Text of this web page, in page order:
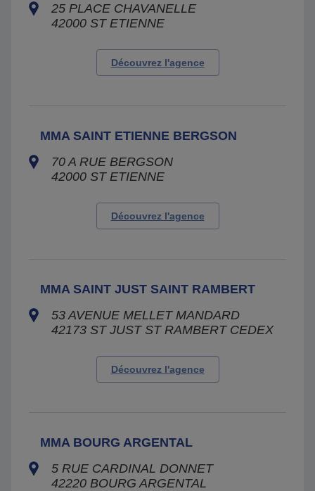
25 PLACE CHAVANELLE
42000 ST ETIENNE
Découvrez l'agence
MMA SAINT ETIENNE BERGSON
70 A RUE BERGSON
42000 ST ETIENNE
Découvrez l'agence
MMA SAINT JUST SAINT RAMBERT
53 AVENUE MELLET MANDARD
42173 ST JUST ST RAMBERT CEDEX
Découvrez l'agence
MMA BOURG ARGENTAL
5 RUE CARDINAL DONNET
42220 BOURG ARGENTAL